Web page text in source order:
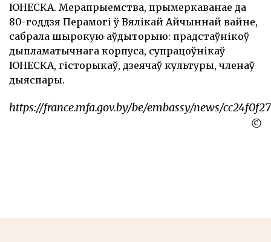
ЮНЕСКА. Мерапрыемства, прымеркаванае да
80-годдзя Перамогі ў Вялікай Айчыннай вайне,
сабрала шырокую аўдыторыю: прадстаўнікоў
дыпламатычнага корпуса, супрацоўнікаў
ЮНЕСКА, гісторыкаў, дзеячаў культуры, членаў
дыяспары.
https://france.mfa.gov.by/be/embassy/news/
©